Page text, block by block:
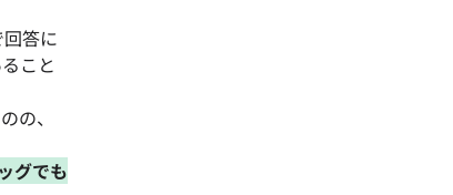
答に
こと
の、
グでも